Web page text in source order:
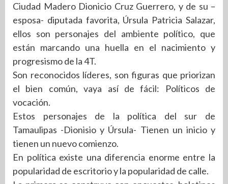
Ciudad Madero Dionicio Cruz Guerrero, y de su –
esposa- diputada favorita, Úrsula Patricia Salazar,
ellos son personajes del ambiente político, que
están marcando una huella en el nacimiento y
progresismo de la 4T.
Son reconocidos líderes, son figuras que priorizan
el bien común, vaya así de fácil: Políticos de
vocación.
Estos personajes de la política del sur de
Tamaulipas -Dionisio y Úrsula- Tienen un inicio y
tienen un nuevo comienzo.
En política existe una diferencia enorme entre la
popularidad de escritorio y la popularidad de calle.